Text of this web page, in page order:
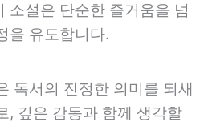
소설은 단순한 즐거움을 넘
을 유도합니다.
독서의 진정한 의미를 되새
, 깊은 감동과 함께 생각할